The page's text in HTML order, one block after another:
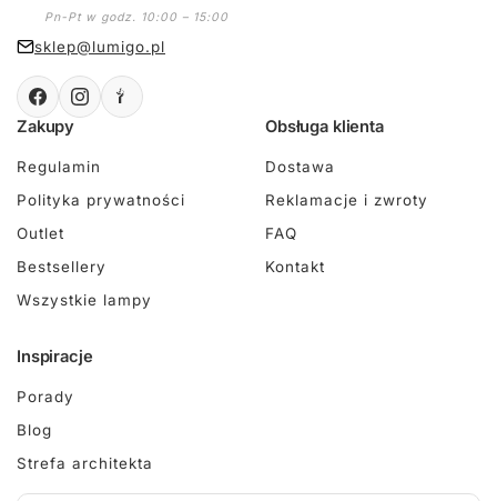
Pn-Pt w godz. 10:00 – 15:00
sklep@lumigo.pl
Zakupy
Regulamin
Polityka prywatności
Outlet
Bestsellery
Wszystkie lampy
Obsługa klienta
Dostawa
Reklamacje i zwroty
FAQ
Kontakt
Inspiracje
Porady
Blog
Strefa architekta